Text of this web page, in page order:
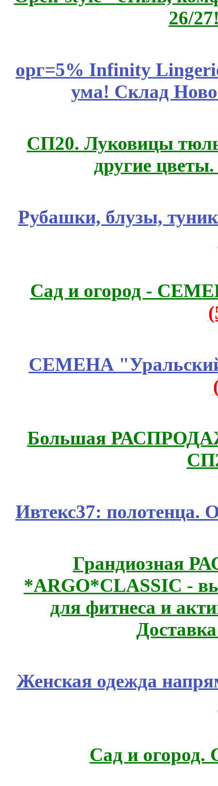
26/
орг=5% Infinity
ума! Склад
СП20. Луковицы
другие
Рубашки, блузы,
Сад и огород -
СЕМЕНА
Большая
Ивтекс37:
Грандиозная
*ARGO*CLASSIC -
для фитнеса и
Женская одежда
Сад и огород.